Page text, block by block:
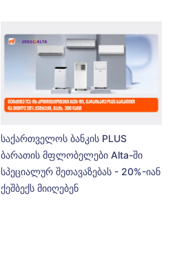
საქართველოს ბანკის PLUS
ბარათის მფლობელები Alta-ში
სპეციალურ შეთავაზებას - 20%-იან
ქეშბექს მიიღებენ